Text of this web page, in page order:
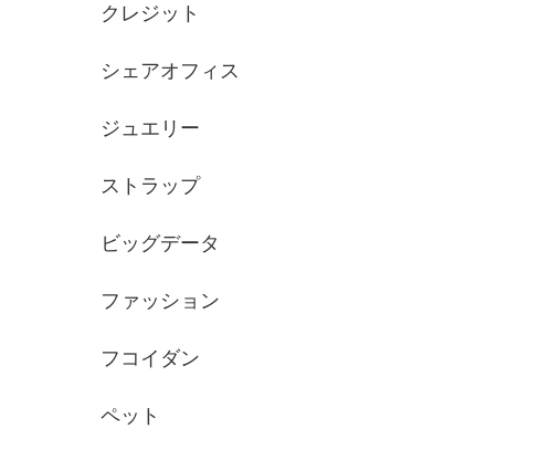
クレジット
シェアオフィス
ジュエリー
ストラップ
ビッグデータ
ファッション
フコイダン
ペット